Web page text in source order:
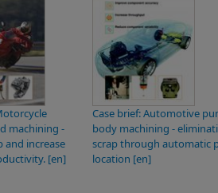
machining -
and increase
[en]
Case brief: Automotive
body machining -
scrap through automatic
location [en]